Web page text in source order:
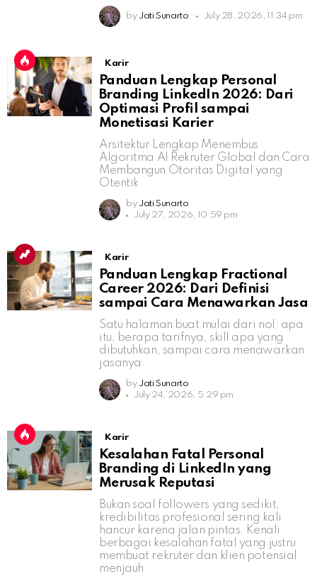
by Jati Sunarto July 28, 2026, 11:34 pm
Karir
Panduan Lengkap Personal
Branding LinkedIn 2026: Dari
Optimasi Profil sampai
Monetisasi Karier
Arsitektur Lengkap Menembus
Algoritma AI Rekruter Global dan Cara
Membangun Otoritas Digital yang
Otentik
by Jati Sunarto
July 27, 2026, 10:59 pm
Karir
Panduan Lengkap Fractional
Career 2026: Dari Definisi
sampai Cara Menawarkan Jasa
Satu halaman buat mulai dari nol: apa
itu, berapa tarifnya, skill apa yang
dibutuhkan, sampai cara menawarkan
jasanya.
by Jati Sunarto
July 24, 2026, 5:29 pm
Karir
Kesalahan Fatal Personal
Branding di LinkedIn yang
Merusak Reputasi
Bukan soal followers yang sedikit,
kredibilitas profesional sering kali
hancur karena jalan pintas. Kenali
berbagai kesalahan fatal yang justru
membuat rekruter dan klien potensial
menjauh.